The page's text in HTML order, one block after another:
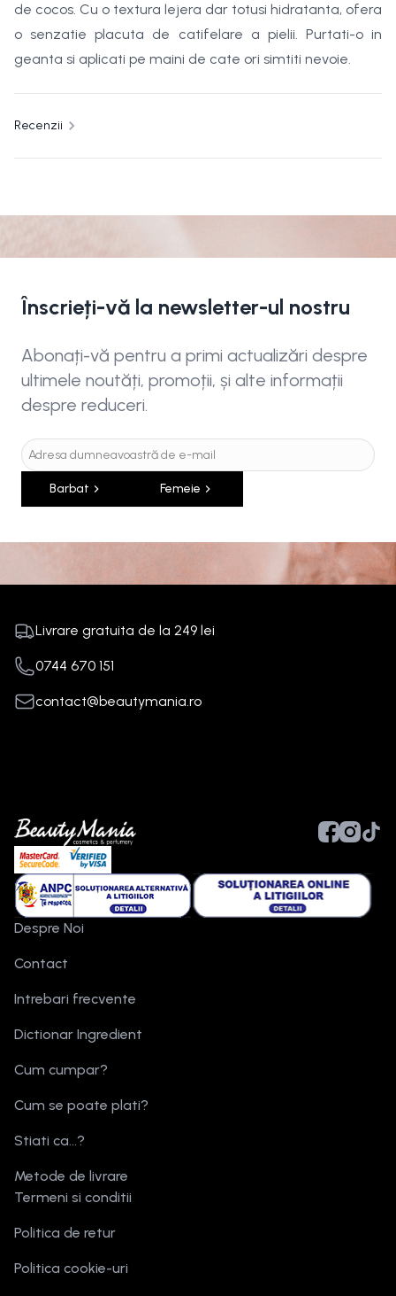
de cocos. Cu o textura lejera dar totusi hidratanta, ofera
o senzatie placuta de catifelare a pielii. Purtati-o in
geanta si aplicati pe maini de cate ori simtiti nevoie.
Recenzii
Înscrieți-vă la newsletter-ul nostru
Abonați-vă pentru a primi actualizări despre
ultimele noutăți, promoții, și alte informații
despre reduceri.
Barbat Femeie
Livrare gratuita de la 249 lei
0744 670 151
contact@beautymania.ro
Despre Noi
Contact
Intrebari frecvente
Dictionar Ingredient
Cum cumpar?
Cum se poate plati?
Stiati ca...?
Metode de livrare
Termeni si conditii
Politica de retur
Politica cookie-uri